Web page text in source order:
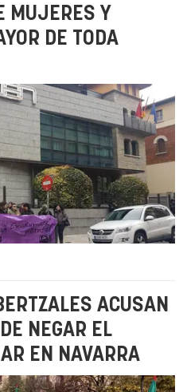
MUJERES Y
DE TODA
ACUSAN
NEGAR EL
EN NAVARRA